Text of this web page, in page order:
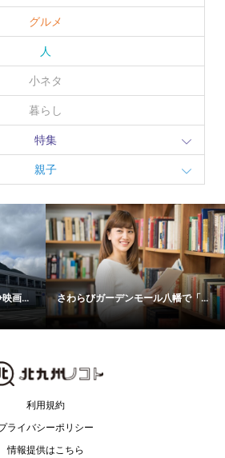
グルメ
人
小ネタ
暮らし
特集
親子
画... さわらびガーデンモール八幡で「...
利用規約
ライバシーポリシー
情報提供はこちら